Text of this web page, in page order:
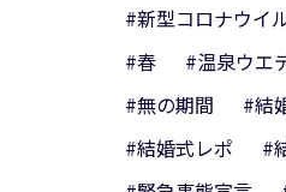
#新型コロナウイ
#春
#温泉ウエ
#無の期間
#結
#結婚式レポ
#